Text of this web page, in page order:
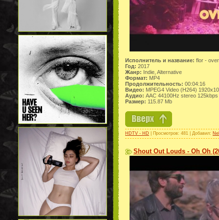
Исполнитель и название: flor -
Год: 2017
Жанр: Indie, Alternative
Формат: MP4
Продолжительность: 00:04:16
Видео: MPEG4 Video (H264)
Аудио: AAC 44100Hz stereo 125kbps
Размер: 115.87 Mb
HDTV - HD | Просмотров: 481 | Добавил:
Shout Out Louds - Oh Oh